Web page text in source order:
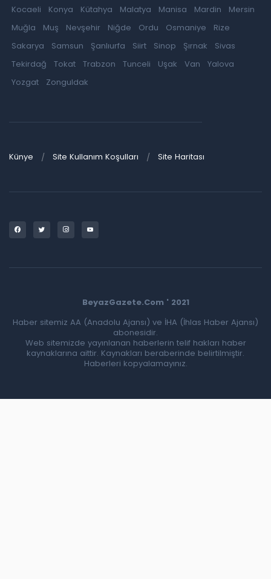
Kocaeli
Konya Kütahya Malatya Manisa Mardin
Mersin
Muğla
Muş Nevşehir Niğde Ordu Osmaniye
Rize
Sakarya
Samsun Şanlıurfa Siirt Sinop Şırnak
Sivas
Tekirdağ
Tokat Trabzon Tunceli Uşak Van
Yalova
Yozgat
Zonguldak
Künye Site Kullanım Koşulları Site Haritası
BeyazGazete.Com ' 2021
Haber sitemiz AA (Anadolu Ajansı) ve İHA (İhlas Haber Ajansı)
abonesidir.
Web sitemizde yayınlanan haberlerin telif hakları haber
kaynaklarına aittir. Kaynakları beraberinde belirtilmiştir.
Haberleri kopyalamayınız.